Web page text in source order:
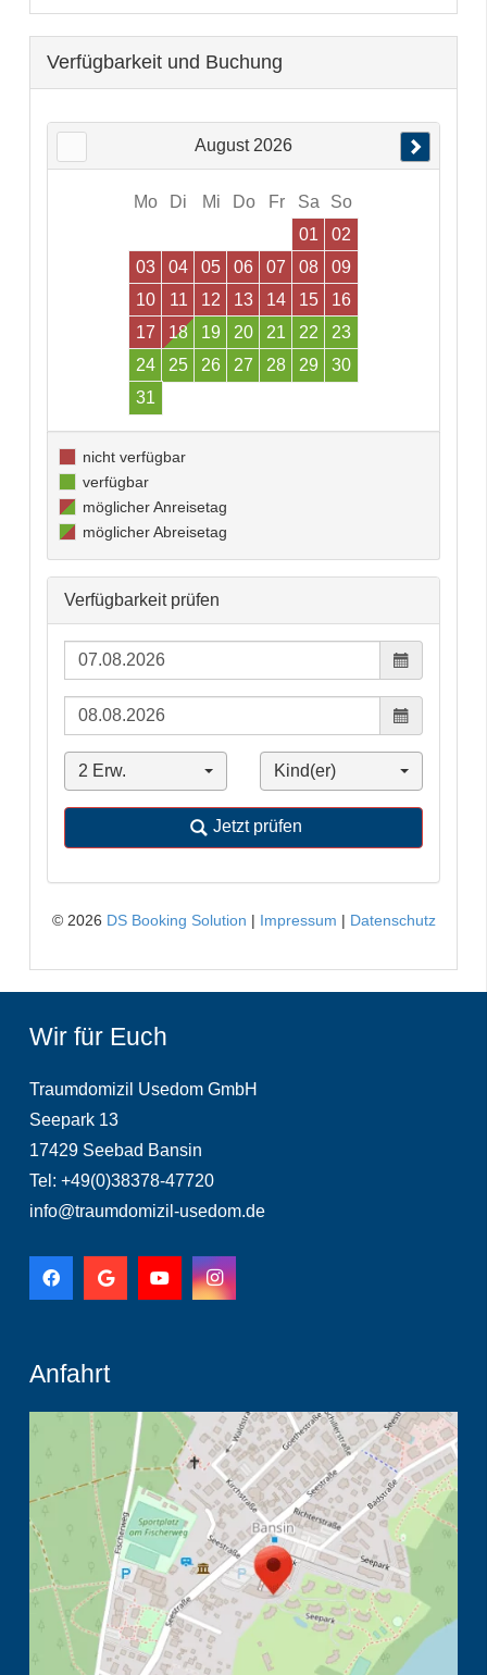
Verfügbarkeit und Buchung
Wir für Euch
Traumdomizil Usedom GmbH
Seepark 13
17429 Seebad Bansin
Tel: +49(0)38378-47720
info@traumdomizil-usedom.de
Anfahrt